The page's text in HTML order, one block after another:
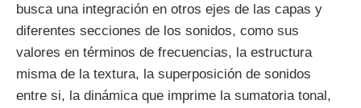
busca una integración en otros ejes de las capas y
diferentes secciones de los sonidos, como sus
valores en términos de frecuencias, la estructura
misma de la textura, la superposición de sonidos
entre si, la dinámica que imprime la sumatoria tonal,